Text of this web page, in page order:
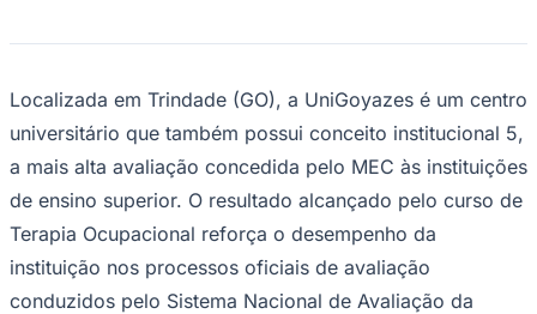
Brasileirão Série A
Paulistão
Libertadores
Sul-Americana
Copa América
Champions League
Premier League
La Liga
Bundesliga
Localizada em Trindade (GO), a UniGoyazes é um centro
universitário que também possui conceito institucional 5,
a mais alta avaliação concedida pelo MEC às instituições
de ensino superior. O resultado alcançado pelo curso de
Terapia Ocupacional reforça o desempenho da
instituição nos processos oficiais de avaliação
conduzidos pelo Sistema Nacional de Avaliação da